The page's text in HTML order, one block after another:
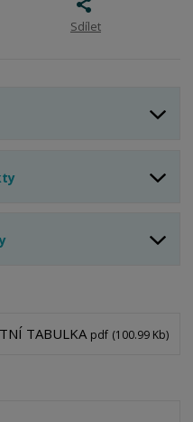
Sdílet
TABULKA pdf (100.99 Kb)